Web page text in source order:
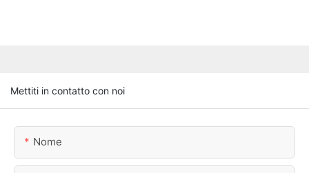
Mettiti in contatto con noi
Nome